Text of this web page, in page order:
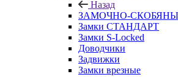
Назад
ЗАМОЧНО-
Замки СТАНДАРТ
Замки S-Locked
Доводчики
Задвижки
Замки врезные